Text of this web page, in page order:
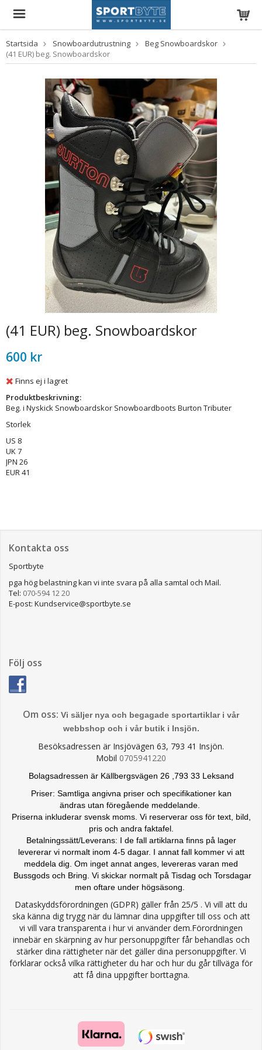
Startsida Snowboardutrustning
Beg Snowboardskor
(41 EUR) beg. Snowboardskor
(41 EUR) beg. Snowboardskor
600 kr
Finns ej i lagret
Produktbeskrivning:
Beg. i Nyskick Snowboardskor Snowboardboots Burton Tributer
Storlek
US 8
UK 7
JPN 26
EUR 41
Kontakta oss
Sportbyte
pga hög belastning kan vi inte svara på alla samtal och Mail.
Tel: 070-594 12 20
E-post: Kundservice@sportbyte.se
Följ oss
Om oss: Vi säljer nya och begagade sportartiklar i vår
webbshop och i vår butik i Insjön.
Besöksadressen är Insjövägen 63, 793 41 Insjön.
Mobil 0705941220
Bolagsadressen är Källbergsvägen 26 ,793 33 Leksand
Priser: Samtliga angivna priser och specifikationer kan
ändras utan föregående meddelande.
Priserna inkluderar svensk moms. Vi reserverar oss för text, bild,
pris och andra faktafel.
Betalningssätt/Leverans: I de fall artiklarna finns på lager
levererar vi normalt inom 4-5 dagar. I annat fall kommer vi att
meddela dig. Om inget annat anges, levereras varan med
Bussgods och Bring. Vi skickar normalt på Tisdag och Torsdagar
men oftare under högsäsong.
Dataskyddsförordningen (GDPR) gäller från 25/5 . Vi vill att du
ska känna dig trygg när du lämnar dina uppgifter till oss och att
vi vill vara transparenta i hur vi använder dem.Förordningen
innebär en skärpning av hur personuppgifter får behandlas och
stärker dina rättigheter när det gäller dina personuppgifter. Vi
förklarar också vilka rättigheter du har och hur du går tillväga för
att få dina uppgifter borttagna.